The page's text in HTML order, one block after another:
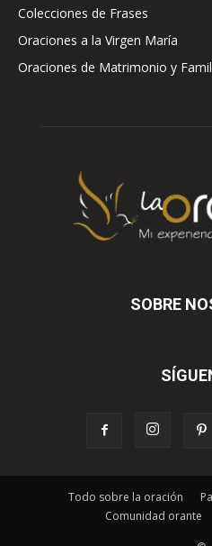
Colecciones de Frases
Oraciones a la Virgen María
Oraciones de Matrimonio y
SOBRE
Todo sobre la oración
Comunidad orante